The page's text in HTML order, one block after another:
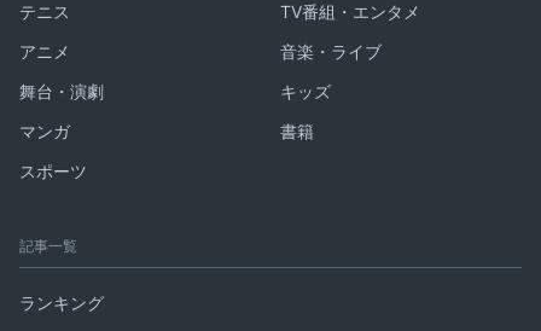
テニス
TV番組・エンタメ
アニメ
音楽・ライブ
舞台・演劇
キッズ
マンガ
書籍
スポーツ
記事一覧
ランキング